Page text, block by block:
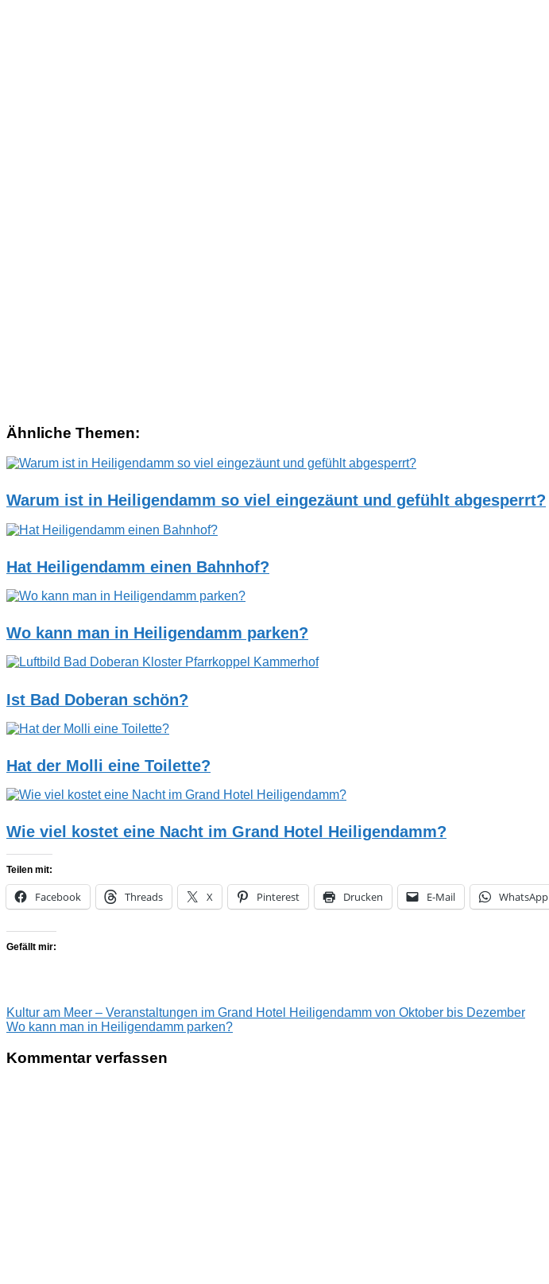
Ähnliche Themen:
Warum ist in Heiligendamm so viel eingezäunt und gefühlt abgesperrt?
Hat Heiligendamm einen Bahnhof?
Wo kann man in Heiligendamm parken?
Ist Bad Doberan schön?
Hat der Molli eine Toilette?
Wie viel kostet eine Nacht im Grand Hotel Heiligendamm?
Teilen mit:
Facebook Threads X Pinterest Drucken E-Mail WhatsApp
Gefällt mir:
Beitragsnavigation
Vorheriger
Beitrag:
Kultur am Meer – Veranstaltungen im Grand Hotel Heiligendamm von Oktober bis Dezember
Nächster
Wo kann man in Heiligendamm parken?
Kommentar verfassen